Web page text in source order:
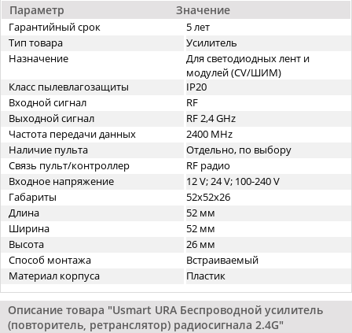
Параметр
Значение
Гарантийный срок
5 лет
Тип товара
Усилитель
Назначение
Для светодиодных лент и
модулей (CV/ШИМ)
Класс пылевлагозащиты
IP20
Входной сигнал
RF
Выходной сигнал
RF 2,4 GHz
Частота передачи данных
2400 MHz
Наличие пульта
Отдельно, по выбору
Связь пульт/контроллер
RF радио
Входное напряжение
12 V; 24 V; 100-240 V
Габариты
52x52x26
Длина
52 мм
Ширина
52 мм
Высота
26 мм
Способ монтажа
Встраиваемый
Материал корпуса
Пластик
Описание товара "Usmart URA Беспроводной усилитель
(повторитель, ретранслятор) радиосигнала 2.4G"